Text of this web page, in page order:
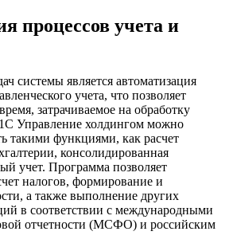
процессов учета и
системы является автоматизация
учета, что позволяет
затрачиваемое на обработку
Управление холдингом можно
такими функциями, как расчет
консолидированная
учет. Программа позволяет
налогов, формирование и
а также выполнение других
в соответствии с международными
отчетности (МСФО) и российским